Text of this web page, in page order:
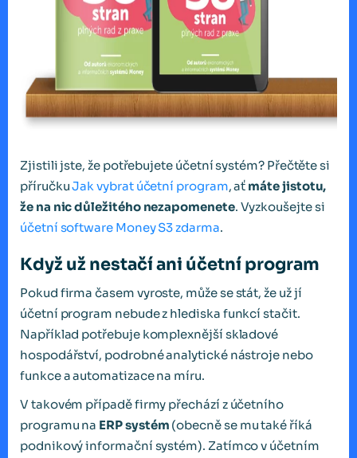
Zjistili jste, že potřebujete účetní systém? Přečtěte si
příručkuJak vybrat účetní program, ať máte jistotu,
že na nic důležitého nezapomenete. Vyzkoušejte si
účetní software Money S3 zdarma.
Když už nestačí ani účetní program
Pokud firma časem vyroste, může se stát, že už jí
účetní program nebude z hlediska funkcí stačit.
Například potřebuje komplexnější skladové
hospodářství, podrobné analytické nástroje nebo
funkce a automatizace na míru.
V takovém případě firmy přechází z účetního
programu na ERP systém (obecně se mu také říká
podnikový informační systém). Zatímco v účetním